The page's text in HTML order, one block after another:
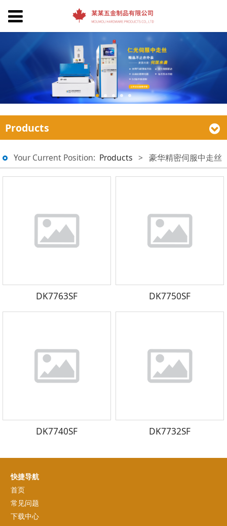
Products
Your Current Position: Products > 豪华精密伺服中走丝
DK7763SF DK7750SF
DK7740SF DK7732SF
快捷导航
首页
常见问题
下载中心